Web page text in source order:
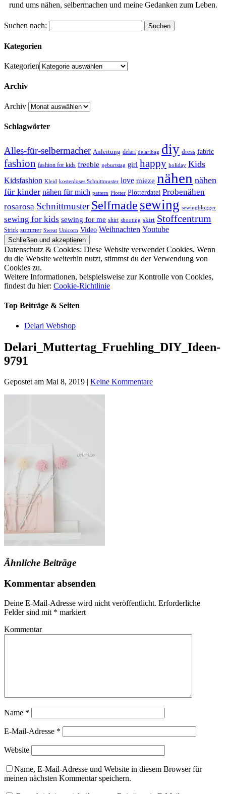
rund ums nähen, selbermachen und meine Gedanken zum Leben.
Suchen nach:
Kategorien
Kategorien
Archiv
Archiv
Schlagwörter
Alles-für-selbermacher Anleitung delari delaribag diy dress fabric
fashion fashion for kids freebie geburtstag girl happy holiday Kids
Kidsfashion Kleid kostenloses Schnittmuster love mieze nähen nähen
für kinder nähen für mich pattern Plotter Plotterdatei Probenähen
rosarosa Schnittmuster Selfmade sewing sewingblogger
sewing for kids sewing for me shirt shooting skirt Stoffcentrum
Strick summer Sweat Unicorn Video Weihnachten Youtube
Datenschutz & Cookies: Diese Website verwendet Cookies. Wenn
du die Website weiterhin nutzt, stimmst du der Verwendung von
Cookies zu.
Weitere Informationen, beispielsweise zur Kontrolle von Cookies,
findest du hier: Cookie-Richtlinie
Top Beiträge & Seiten
Delari Webshop
Delari_Muttertag_Fruehling_DIY_Ideen-
9791
Gepostet am Mai 8, 2019 | Keine Kommentare
Ähnliche Beiträge
Kommentar absenden
Deine E-Mail-Adresse wird nicht veröffentlicht. Erforderliche
Felder sind mit * markiert
Kommentar
Name *
E-Mail-Adresse *
Website
Name, E-Mail-Adresse und Website in diesem Browser für
meinen nächsten Kommentar speichern.